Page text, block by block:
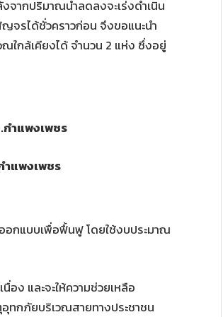
จากปริมาณน้ำลดลงจะเร่งดำเนิน
จรได้ชั่วคราวก่อน จึงขอแนะนำ
ณใกล้เคียงได้ จำนวน 2 แห่ง ซึ่งอยู่
กำแพงเพชร
แพงเพชร
อกแบบเพื่อฟื้นฟู โดยใช้งบประมาณ
ง และจะให้ความช่วยเหลือ
อุทกภัยบริเวณสายทางประชาชน